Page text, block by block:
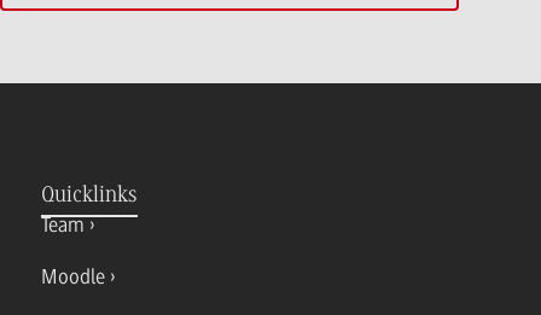
Quicklinks
Team
Moodle